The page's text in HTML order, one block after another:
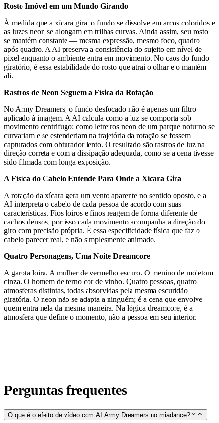
Rosto Imóvel em um Mundo Girando
À medida que a xícara gira, o fundo se dissolve em arcos coloridos e
as luzes neon se alongam em trilhas curvas. Ainda assim, seu rosto
se mantém constante — mesma expressão, mesmo foco, quadro
após quadro. A AI preserva a consistência do sujeito em nível de
pixel enquanto o ambiente entra em movimento. No caos do fundo
giratório, é essa estabilidade do rosto que atrai o olhar e o mantém
ali.
Rastros de Neon Seguem a Física da Rotação
No Army Dreamers, o fundo desfocado não é apenas um filtro
aplicado à imagem. A AI calcula como a luz se comporta sob
movimento centrífugo: como letreiros neon de um parque noturno se
curvariam e se estenderiam na trajetória da rotação se fossem
capturados com obturador lento. O resultado são rastros de luz na
direção correta e com a dissipação adequada, como se a cena tivesse
sido filmada com longa exposição.
A Física do Cabelo Entende Para Onde a Xícara Gira
A rotação da xícara gera um vento aparente no sentido oposto, e a
AI interpreta o cabelo de cada pessoa de acordo com suas
características. Fios loiros e finos reagem de forma diferente de
cachos densos, por isso cada movimento acompanha a direção do
giro com precisão própria. É essa especificidade física que faz o
cabelo parecer real, e não simplesmente animado.
Quatro Personagens, Uma Noite Dreamcore
A garota loira. A mulher de vermelho escuro. O menino de moletom
cinza. O homem de terno cor de vinho. Quatro pessoas, quatro
atmosferas distintas, todas absorvidas pela mesma escuridão
giratória. O neon não se adapta a ninguém; é a cena que envolve
quem entra nela da mesma maneira. Na lógica dreamcore, é a
atmosfera que define o momento, não a pessoa em seu interior.
Perguntas frequentes
O que é o efeito de vídeo com AI Army Dreamers no miadance?